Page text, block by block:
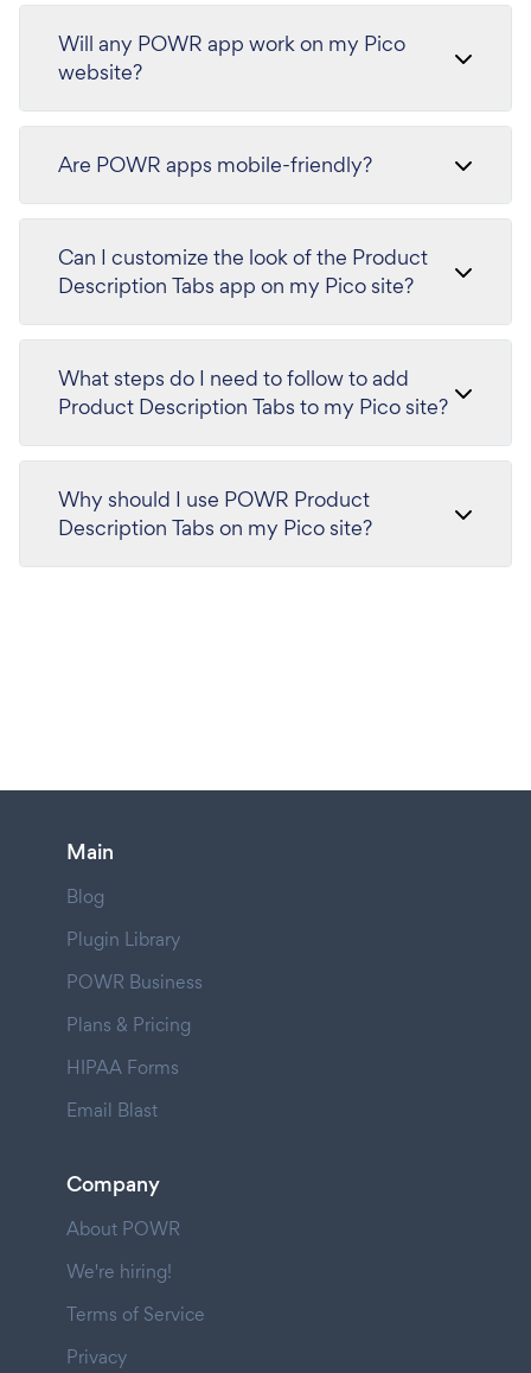
Will any POWR app work on my Pico
website?
Are POWR apps mobile-friendly?
Can I customize the look of the Product
Description Tabs app on my Pico site?
What steps do I need to follow to add
Product Description Tabs to my Pico site?
Why should I use POWR Product
Description Tabs on my Pico site?
Main
Blog
Plugin Library
POWR Business
Plans & Pricing
HIPAA Forms
Email Blast
Company
About POWR
We're hiring!
Terms of Service
Privacy